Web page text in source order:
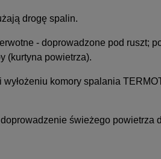
drogę spalin.
- doprowadzone pod ruszt;
(kurtyna powietrza).
komory spalania
świeżego powietrza